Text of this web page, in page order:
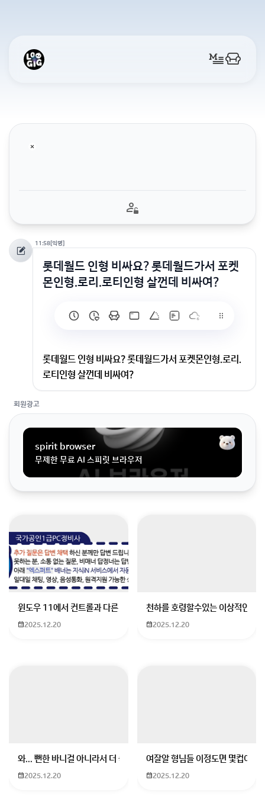
11:58[익명]
롯데월드 인형 비싸요? 롯데월드가서 포켓
몬인형.로리.로티인형 살껀데 비싸여?
롯데월드 인형 비싸요? 롯데월드가서 포켓몬인형.로리.
로티인형 살껀데 비싸여?
롯데월드 인형 가격은
상대적으로 비싼 편이에요.
회원가입 혹은 광고 [X]를 누르면 내용이 보입니다
회원광고
spirit browser
무제한 무료 AI 스피릿 브라우저
윈도우 11에서 컨트롤과 다른 키가 같이 안눌림 게임을 하는 중에 컨트
2025.12.20
천하를 호령할수있는 이상적인 몸
2025.12.20
와... 뻔한 바니걸 아니라서 더 좋음
2025.12.20
여잘알 형님들 이정도면 몇컵이에
2025.12.20